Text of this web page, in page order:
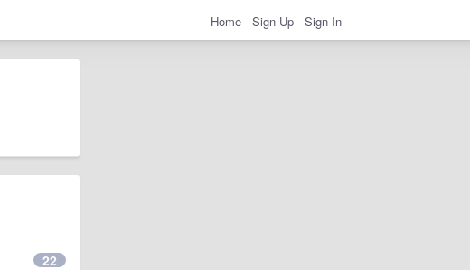
Home Sign Up Sign In
22